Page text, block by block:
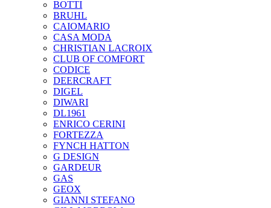
BOTTI
BRUHL
CAIOMARIO
CASA MODA
CHRISTIAN LACROIX
CLUB OF COMFORT
CODICE
DEERCRAFT
DIGEL
DIWARI
DL1961
ENRICO CERINI
FORTEZZA
FYNCH HATTON
G DESIGN
GARDEUR
GAS
GEOX
GIANNI STEFANO